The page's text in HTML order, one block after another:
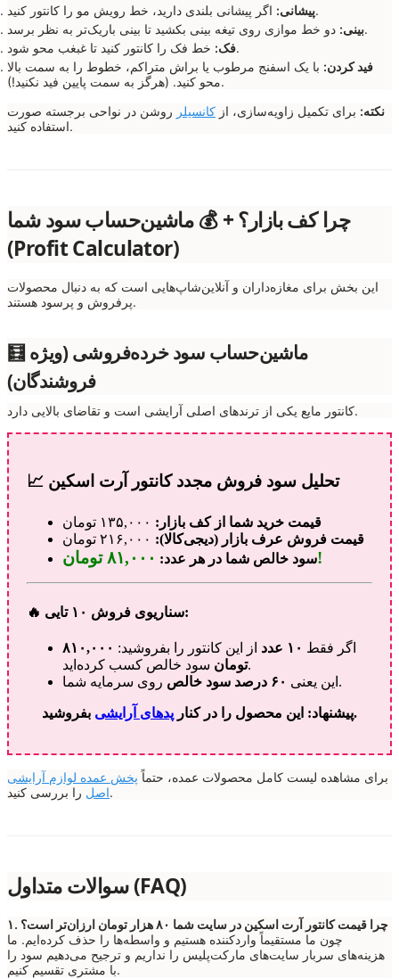
پیشانی:اگر پیشانی بلندی دارید، خط رویش مو را کانتور کنید.
بینی:دو خط موازی روی تیغه بینی بکشید تا بینی باریک‌تر به نظر برسد.
فک:خط فک را کانتور کنید تا غبغب محو شود.
فید کردن: با یک اسفنج مرطوب یا براش متراکم، خطوط را به سمت بالا
محو کنید. (هرگز به سمت پایین فید نکنید!).
نکته: برای تکمیل زاویه‌سازی، از کانسیلر روشن در نواحی برجسته صورت
استفاده کنید.
چرا کف بازار؟ + 💰 ماشین‌حساب سود شما
(Profit Calculator)
این بخش برای مغازه‌داران و آنلاین‌شاپ‌هایی است که به دنبال محصولات
پرفروش و پرسود هستند.
🧮 ماشین‌حساب سود خرده‌فروشی (ویژه
فروشندگان)
کانتور مایع یکی از ترندهای اصلی آرایشی است و تقاضای بالایی دارد.
📈 تحلیل سود فروش مجدد کانتور آرت اسکین
قیمت خرید شما از کف بازار:
قیمت فروش عرف بازار (دیجی‌کالا):
سود خالص شما در هر عدد:۸۱,۰۰۰ تومان!
🔥 سناریوی فروش ۱۰ تایی:
اگر فقط ۱۰ عدد از این کانتور را بفروشید: ۸۱۰,۰۰۰
تومانسود خالص کسب کرده‌اید.
این یعنی ۶۰ درصد سود خالص روی سرمایه شما.
پیشنهاد: این محصول را در کنار پدهای آرایشی بفروشید.
برای مشاهده لیست کامل محصولات عمده، حتماً پخش عمده لوازم آرایشی
اصلرا بررسی کنید.
سوالات متداول (FAQ)
۱. چرا قیمت کانتور آرت اسکین در سایت شما ۸۰ هزار تومان ارزان‌تر است؟
چون ما مستقیماً واردکننده هستیم و واسطه‌ها را حذف کرده‌ایم. ما
هزینه‌های سربار سایت‌های مارکت‌پلیس را نداریم و ترجیح می‌دهیم سود را
با مشتری تقسیم کنیم.